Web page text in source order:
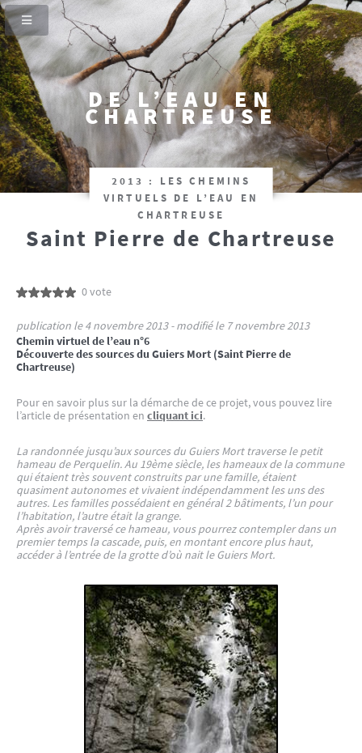
DE L’EAU EN
CHARTREUSE
2013 : LES CHEMINS
VIRTUELS DE L’EAU EN
CHARTREUSE
Saint Pierre de Chartreuse
0 vote
publication le 4 novembre 2013 - modifié le 7 novembre 2013
Chemin virtuel de l’eau n°6
Découverte des sources du Guiers Mort (Saint Pierre de
Chartreuse)
Pour en savoir plus sur la démarche de ce projet, vous pouvez lire
l’article de présentation en cliquant ici.
La randonnée jusqu’aux sources du Guiers Mort traverse le petit
hameau de Perquelin. Au 19ème siècle, les hameaux de la commune
qui étaient très souvent construits par une famille, étaient
quasiment autonomes et vivaient indépendamment les uns des
autres. Les familles possédaient en général 2 bâtiments, l’un pour
l’habitation, l’autre était la grange.
Après avoir traversé ce hameau, vous pourrez contempler dans un
premier temps la cascade, puis, en montant encore plus haut,
accéder à l’entrée de la grotte d’où nait le Guiers Mort.